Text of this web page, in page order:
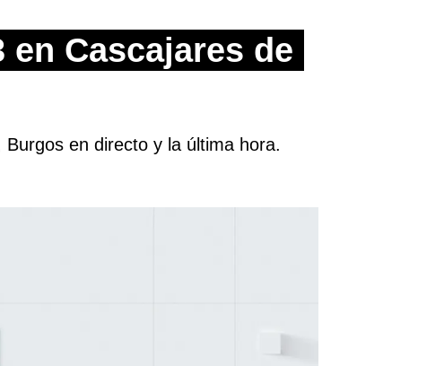
en Cascajares de
en directo y la última hora.